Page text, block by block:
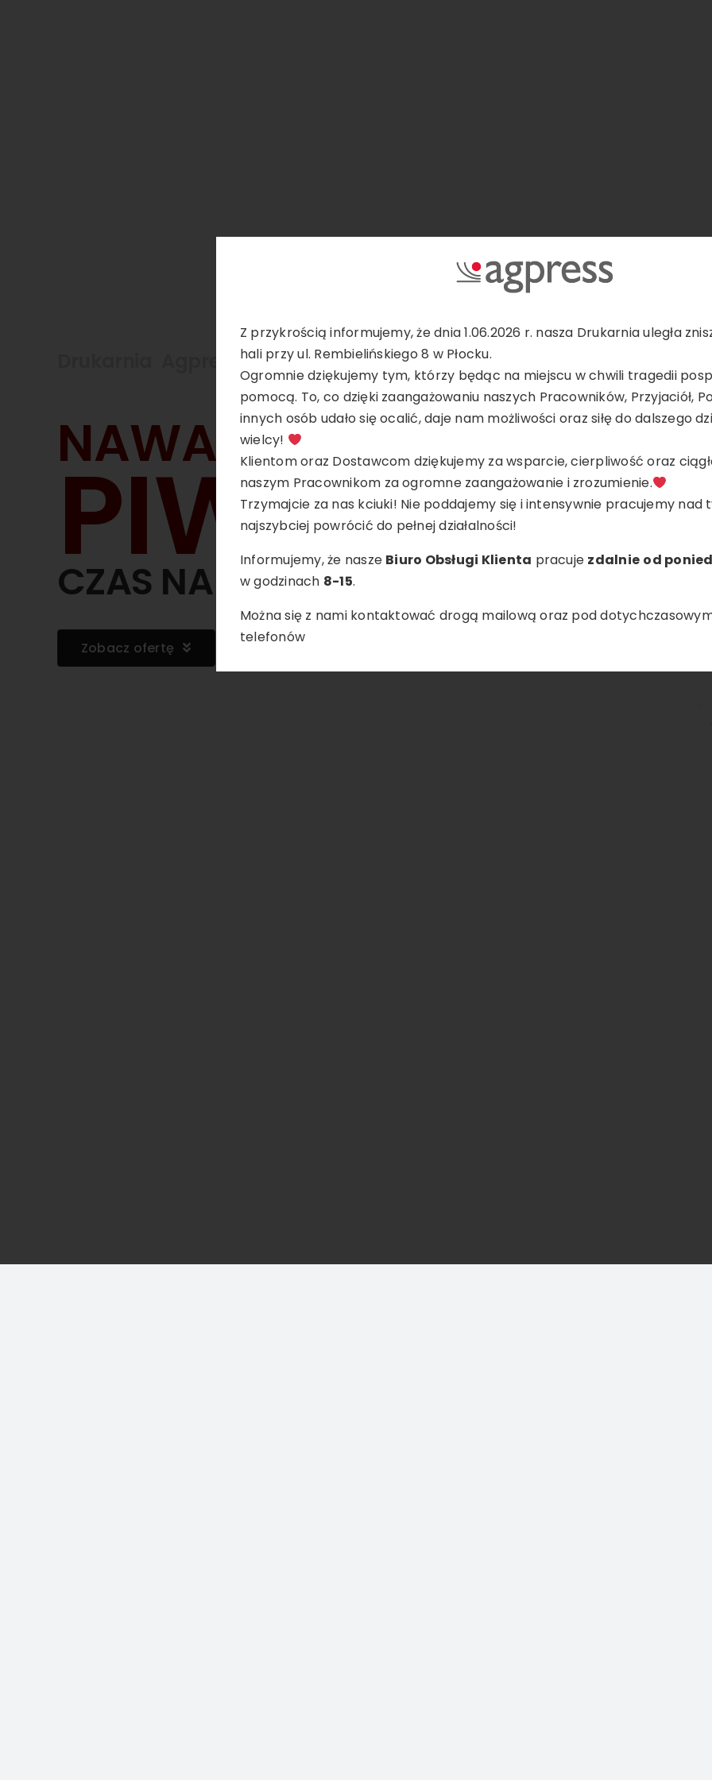
NAWARZYŁEŚ
PIWA?
CZAS NA ETYKIETY!
Zobacz ofertę
Z przykrością informujemy, że dnia 1.06.2026 r. nasza Drukarnia uległa
hali przy ul. Rembielińskiego 8 w Płocku.
Ogromnie dziękujemy tym, którzy będąc na miejscu w chwili tragedii
pomocą. To, co dzięki zaangażowaniu naszych Pracowników, Przyjaciół,
innych osób udało się ocalić, daje nam możliwości oraz siłę do dalszego
wielcy!
Klientom oraz Dostawcom dziękujemy za wsparcie, cierpliwość oraz
naszym Pracownikom za ogromne zaangażowanie i zrozumienie.
Trzymajcie za nas kciuki! Nie poddajemy się i intensywnie pracujemy nad
najszybciej powrócić do pełnej działalności!
Informujemy, że nasze Biuro Obsługi Klienta pracuje zdalnie od
w godzinach 8-15.
Można się z nami kontaktować drogą mailową oraz pod
telefonów